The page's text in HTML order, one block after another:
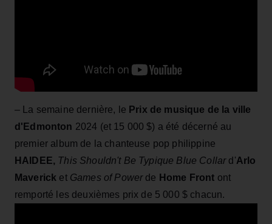
– La semaine dernière, le Prix de musique de la ville
d'Edmonton 2024 (et 15 000 $) a été décerné au
premier album de la chanteuse pop philippine
HAIDEE, This Shouldn't Be Typique Blue Collard'Arlo
Maverick et Games of Powerde Home Front ont
remporté les deuxièmes prix de 5 000 $ chacun.